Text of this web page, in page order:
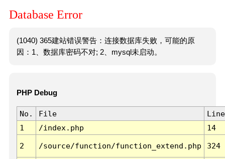
Database Error
(1040) 365建站错误警告：连接数据库失败，可能的原
因：1、数据库密码不对; 2、mysql未启动。
PHP Debug
No. File
Line
1
/index.php 14
2 /source/function/function_extend.php 324